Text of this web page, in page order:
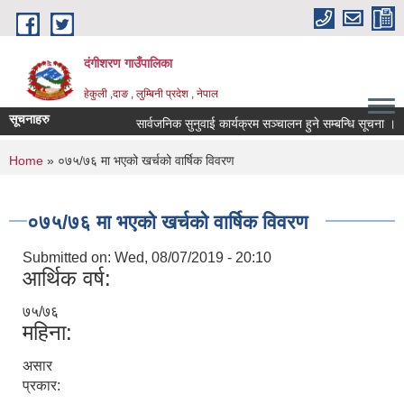
Skip to main content
दंगीशरण गाउँपालिका
हेकुली ,दाङ , लुम्बिनी प्रदेश , नेपाल
सूचनाहरु सार्वजनिक सुनुवाई कार्यक्रम सञ्चालन हुने सम्बन्धि सूचना ।
You are here
Home » ०७५/७६ मा भएको खर्चको वार्षिक विवरण
०७५/७६ मा भएको खर्चको वार्षिक विवरण
Submitted on: Wed, 08/07/2019 - 20:10
आर्थिक वर्ष:
७५/७६
महिना:
असार
प्रकार: